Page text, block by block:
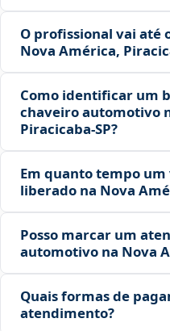
O profissional vai até
Nova América,
Como identificar um
chaveiro automotivo
Piracicaba‑SP?
Em quanto tempo
liberado na Nova
Posso marcar um
automotivo na Nova
Quais formas de
atendimento?